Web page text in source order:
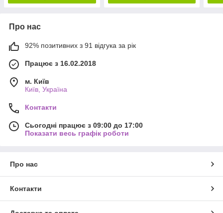
Про нас
92% позитивних з 91 відгука за рік
Працює з 16.02.2018
м. Київ
Київ, Україна
Контакти
Сьогодні працює з 09:00 до 17:00
Показати весь графік роботи
Про нас
Контакти